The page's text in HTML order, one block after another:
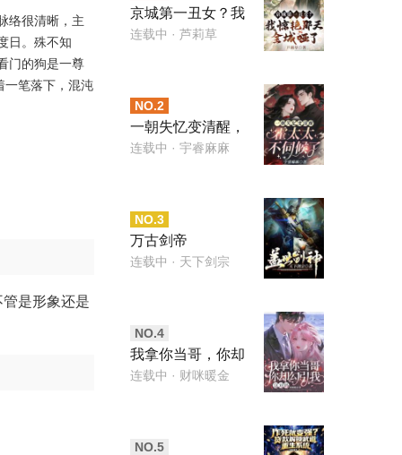
络很清晰，主
日。殊不知
门的狗是一尊
一笔落下，混沌
是形象还是
京城第一丑女？我
惊艳那天全城哑了
连载中 · 芦莉草
NO.2
一朝失忆变清醒，
霍太太不伺候了
连载中 · 宇睿麻麻
NO.3
万古剑帝
连载中 · 天下剑宗
NO.4
我拿你当哥，你却
勾引我，这对吗
连载中 · 财咪暖金
NO.5